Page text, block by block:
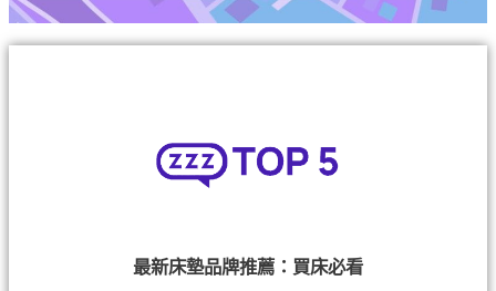
最新床墊品牌推薦：買床必看